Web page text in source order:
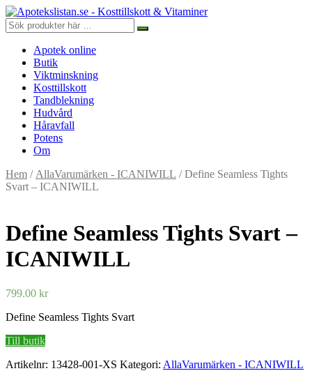
Apotek online
Butik
Viktminskning
Kosttillskott
Tandblekning
Hudvård
Håravfall
Potens
Om
Hem / AllaVarumärken - ICANIWILL / Define Seamless Tights
Svart – ICANIWILL
Define Seamless Tights Svart –
ICANIWILL
799.00 kr
Define Seamless Tights Svart
Till butik
Artikelnr: 13428-001-XS Kategori: AllaVarumärken - ICANIWILL